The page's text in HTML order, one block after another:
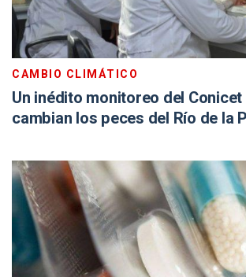
CAMBIO CLIMÁTICO
Un inédito monitoreo del
cambian los peces del Río de la